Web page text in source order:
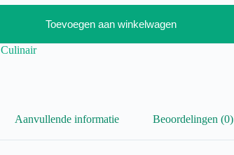
Toevoegen aan winkelwagen
Culinair
Aanvullende informatie Beoordelingen (0)